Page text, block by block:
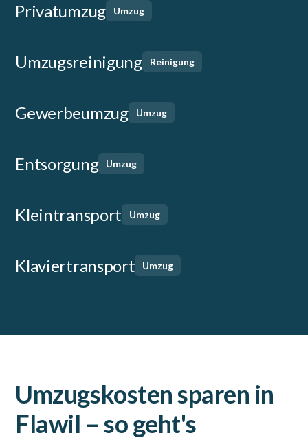
Privatumzug Umzug
Umzugsreinigung Reinigung
Gewerbeumzug Umzug
Entsorgung Umzug
Kleintransport Umzug
Klaviertransport Umzug
Umzugskosten sparen in
Flawil – so geht's